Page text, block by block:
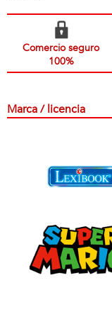
Comercio seguro
100%
Marca / licencia